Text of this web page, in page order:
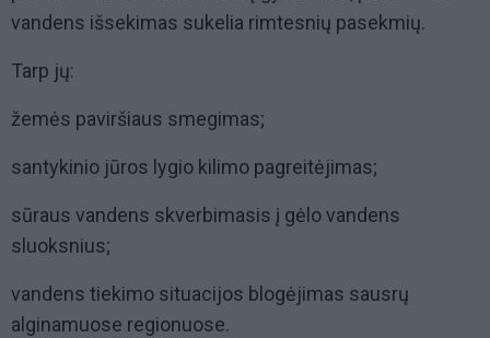
vandens išsekimas sukelia rimtesnių pasekmių.
Tarp jų:
žemės paviršiaus smegimas;
santykinio jūros lygio kilimo pagreitėjimas;
sūraus vandens skverbimasis į gėlo vandens
sluoksnius;
vandens tiekimo situacijos blogėjimas sausrų
alginamuose regionuose.